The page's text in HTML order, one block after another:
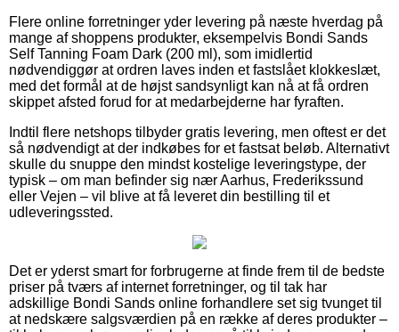
Flere online forretninger yder levering på næste hverdag på
mange af shoppens produkter, eksempelvis Bondi Sands
Self Tanning Foam Dark (200 ml), som imidlertid
nødvendiggør at ordren laves inden et fastslået klokkeslæt,
med det formål at de højst sandsynligt kan nå at få ordren
skippet afsted forud for at medarbejderne har fyraften.
Indtil flere netshops tilbyder gratis levering, men oftest er det
så nødvendigt at der indkøbes for et fastsat beløb. Alternativt
skulle du snuppe den mindst kostelige leveringstype, der
typisk – om man befinder sig nær Aarhus, Frederikssund
eller Vejen – vil blive at få leveret din bestilling til et
udleveringssted.
Det er yderst smart for forbrugerne at finde frem til de bedste
priser på tværs af internet forretninger, og til tak har
adskillige Bondi Sands online forhandlere set sig tvunget til
at nedskære salgsværdien på en række af deres produkter –